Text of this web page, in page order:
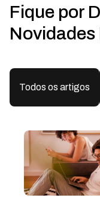
Fique por
Todos os artigos